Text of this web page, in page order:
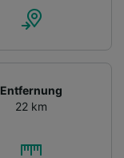
Entfernung
22 km